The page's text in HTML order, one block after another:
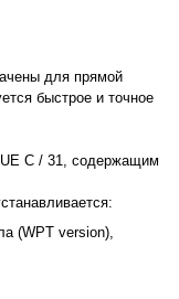
для прямой
быстрое и точное
C / 31, содержащим
(WPT version),